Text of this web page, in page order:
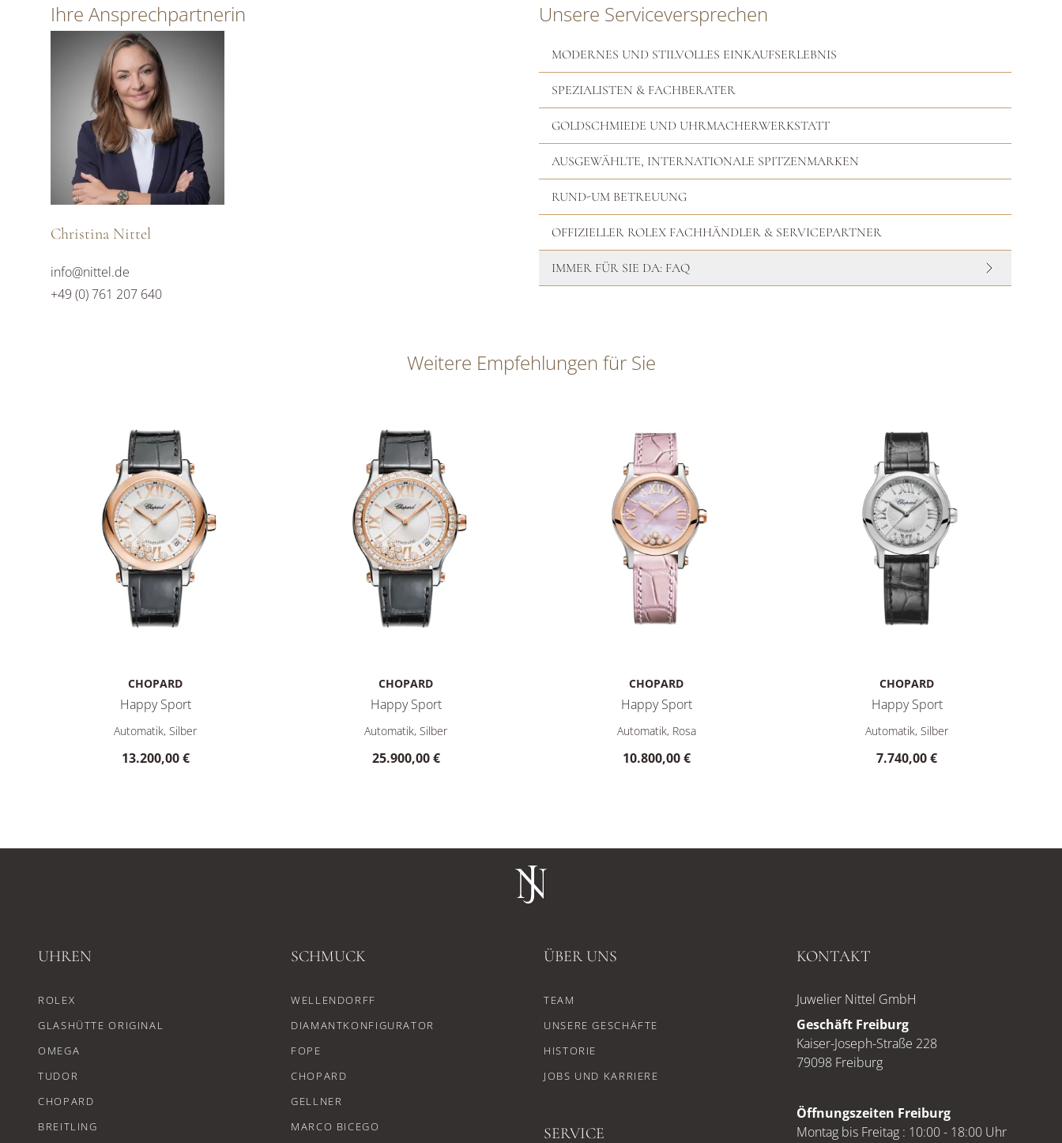
Ihre Ansprechpartnerin
Christina Nittel
info@nittel.de
+49 (0) 761 207 640
Unsere Serviceversprechen
MODERNES UND STILVOLLES EINKAUFSERLEBNIS
SPEZIALISTEN & FACHBERATER
GOLDSCHMIEDE UND UHRMACHERWERKSTATT
AUSGEWÄHLTE, INTERNATIONALE SPITZENMARKEN
RUND-UM BETREUUNG
OFFIZIELLER ROLEX FACHHÄNDLER & SERVICEPARTNER
IMMER FÜR SIE DA: FAQ
Weitere Empfehlungen für Sie
CHOPARD
Happy Sport
Chopard Happy Sport, Ref: 278559-6001, Preis: 13.200,00 €
Automatik, Silber
13.200,00 €
CHOPARD
Happy Sport
Chopard Happy Sport, Ref: 278559-6003, Preis: 25.900,00 €
Automatik, Silber
25.900,00 €
CHOPARD
Happy Sport
Chopard Happy Sport, Ref: 278573-6011, Preis: 10.800,00 €
Automatik, Rosa
10.800,00 €
CHOPARD
Happy Sport
Chopard Happy Sport, Ref: 278573-3011,
Automatik, Silber
7.740,00 €
UHREN
ROLEX
GLASHÜTTE ORIGINAL
OMEGA
TUDOR
CHOPARD
BREITLING
SCHMUCK
WELLENDORFF
DIAMANTKONFIGURATOR
FOPE
CHOPARD
GELLNER
MARCO BICEGO
ÜBER UNS
TEAM
UNSERE GESCHÄFTE
HISTORIE
JOBS UND KARRIERE
SERVICE
KONTAKT
Juwelier Nittel GmbH
Geschäft Freiburg
Kaiser-Joseph-Straße 228
79098 Freiburg
Öffnungszeiten Freiburg
Montag bis Freitag : 10:00 - 18:00 Uhr